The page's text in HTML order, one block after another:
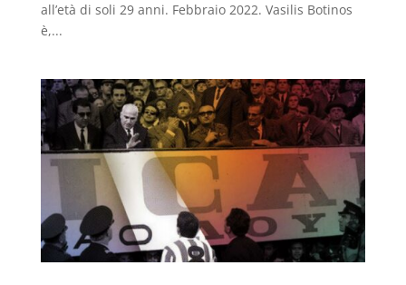
all’età di soli 29 anni. Febbraio 2022. Vasilis Botinos
è,...